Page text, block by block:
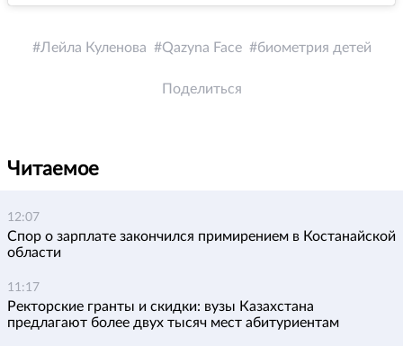
Лейла Куленова Qazyna Face биометрия детей
Поделиться
Читаемое
12:07
Спор о зарплате закончился примирением в Костанайской
области
11:17
Ректорские гранты и скидки: вузы Казахстана
предлагают более двух тысяч мест абитуриентам